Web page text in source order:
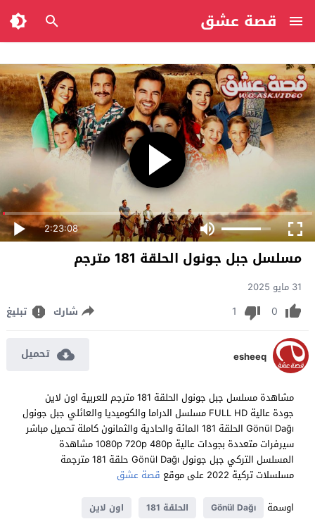
قصة عشق
2:23:08
مسلسل جبل جونول الحلقة 181 مترجم
31 مايو 2025
0
1 شارك تبليغ
esheeq تحميل
مشاهدة مسلسل جبل جونول الحلقة 181 مترجم للعربية اون لاين
جودة عالية FULL HD مسلسل الدراما والكوميديا والعائلي جبل جونول
Gönül Dağı الحلقة 181 المائة والحادية والثمانون كاملة تحميل مباشر
سيرفرات متعددة بجودات عالية 1080p 720p 480p مشاهدة
المسلسل التركي جبل جونول Gönül Dağı حلقة 181 مترجمة
مسلسلات تركية 2022 على موقع
قصة عشق
اوسمة
Gönül Dağı الحلقة 181
اون لاين